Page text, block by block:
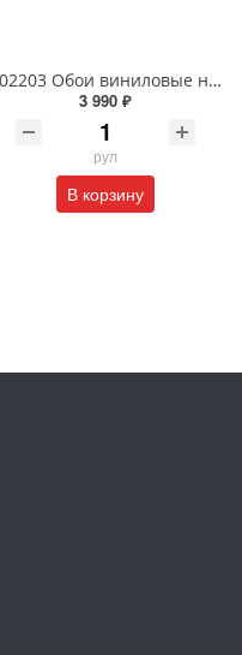
102203 Обои виниловые на флизелиновой основе 1.06 X 10м
3 990 ₽
рул
В корзину